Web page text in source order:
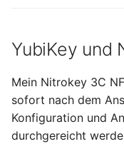
YubiKey und
Mein Nitrokey 3C
sofort nach dem
Konfiguration und
durchgereicht